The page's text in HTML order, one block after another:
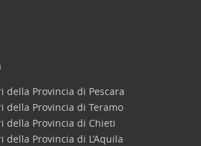
della Provincia di Pescara
della Provincia di Teramo
della Provincia di Chieti
Provincia di L’Aquila